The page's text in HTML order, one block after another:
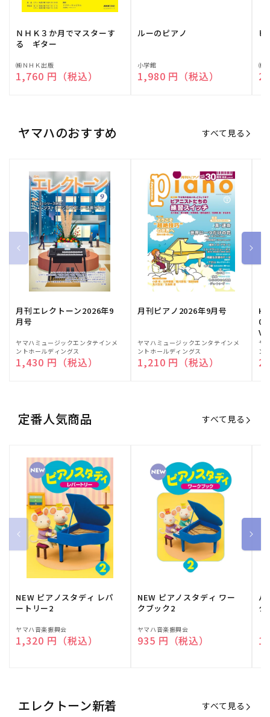
ＮＨＫ３か月でマスターす
る ギター
販
売
㈱ＮＨＫ出版
通常価格
1,760 円（税込）
ルーのピアノ
販
売
小学館
通常価格
1,980 円（税込）
ピ
販
売
㈱
ヤマハのおすすめ すべて見る
月刊エレクトーン2026年9
月号
販
売
元:
ヤマハミュージックエンタテインメ
ントホールディングス
通常価格
1,430 円（税込）
月刊ピアノ2026年9月号
販
売
元:
ヤマハミュージックエンタテインメ
ントホールディングス
通常価格
1,210 円（税込）
販
売
元:
ヤ
ン
定番人気商品 すべて見る
NEW ピアノスタディ レパ
ートリー2
販
売
ヤマハ音楽振興会
通常価格
1,320 円（税込）
NEW ピアノスタディ ワー
クブック2
販
売
ヤマハ音楽振興会
通常価格
935 円（税込）
バ
ク
売
エレクトーン新着 すべて見る